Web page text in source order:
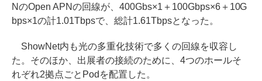
NのOpen APNの回線が、400Gbs×1＋100Gbps×6＋10G
bps×1の計1.01Tbpsで、総計1.61Tbpsとなった。
ShowNet内も光の多重化技術で多くの回線を収容し
た。そのほか、出展者の接続のために、4つのホールそ
れぞれ2拠点ごとPodを配置した。